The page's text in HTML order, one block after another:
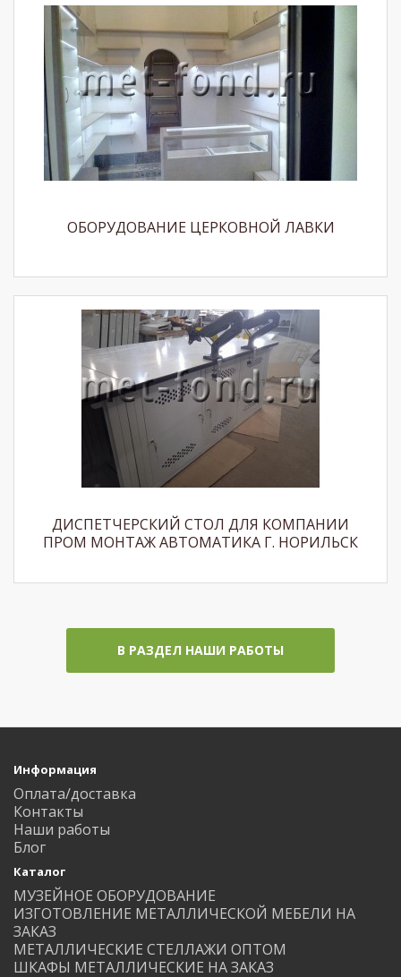
ОБОРУДОВАНИЕ ЦЕРКОВНОЙ ЛАВКИ
ДИСПЕТЧЕРСКИЙ СТОЛ ДЛЯ КОМПАНИИ
ПРОМ МОНТАЖ АВТОМАТИКА Г. НОРИЛЬСК
В РАЗДЕЛ НАШИ РАБОТЫ
Информация
Оплата/доставка
Контакты
Наши работы
Блог
Каталог
МУЗЕЙНОЕ ОБОРУДОВАНИЕ
ИЗГОТОВЛЕНИЕ МЕТАЛЛИЧЕСКОЙ МЕБЕЛИ НА
ЗАКАЗ
МЕТАЛЛИЧЕСКИЕ СТЕЛЛАЖИ ОПТОМ
ШКАФЫ МЕТАЛЛИЧЕСКИЕ НА ЗАКАЗ